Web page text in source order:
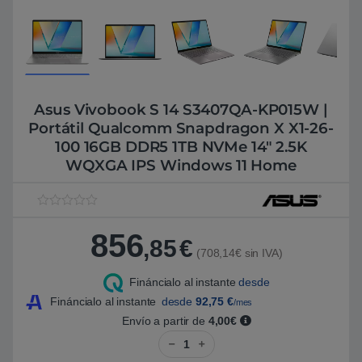
Asus Vivobook S 14 S3407QA-KP015W |
Portátil Qualcomm Snapdragon X X1-26-
100 16GB DDR5 1TB NVMe 14″ 2.5K
WQXGA IPS Windows 11 Home
o
5
856,85€ (708,14€ sin IVA)
Fináncialo al instante desde
Fináncialo al instante desde 92,75 €/mes
Envío a partir de 4,00€